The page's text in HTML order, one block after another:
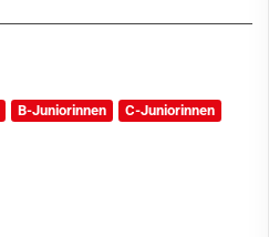
B-Juniorinnen
C-Juniorinnen